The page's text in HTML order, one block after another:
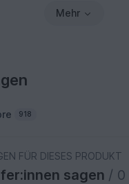
Mehr
918
FÜR DIESES PRODUKT
sagen / 0